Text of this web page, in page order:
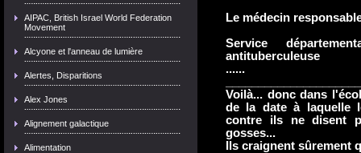
AIPAC, British Israel World Federation
Movement
Alcyone et l'anneau de lumière
Alertes, Disparitions
Alex Jones
Alignement galactique
Alimentation
Le médecin
Service
antituberculeuse
......
Voilà... donc dans
de la date à laquelle
contre ils ne disent
gosses...
Ils craignent sûrement